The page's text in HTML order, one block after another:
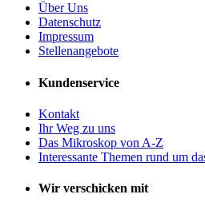
Über Uns
Datenschutz
Impressum
Stellenangebote
Kundenservice
Kontakt
Ihr Weg zu uns
Das Mikroskop von A-Z
Interessante Themen rund um
Wir verschicken mit